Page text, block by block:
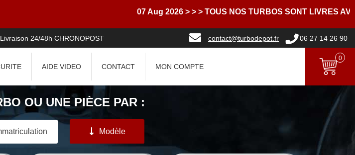
07 Aug 2026 > > > TOUS NOS TURBOS SONT LIVRES AVEC
Livraison 24/48h CHRONOPOST contact@turbodepot.fr 06 27 14 26 90
AIDE VIDEO CONTACT MON COMPTE
0
OU UNE PIÈCE PAR :
Modèle